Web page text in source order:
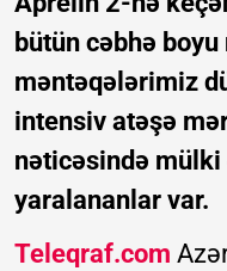
bütün cəbhə
məntəqələrimiz
intensiv atəşə
nəticəsində mülki
yaralananlar var.
Teleqraf.com